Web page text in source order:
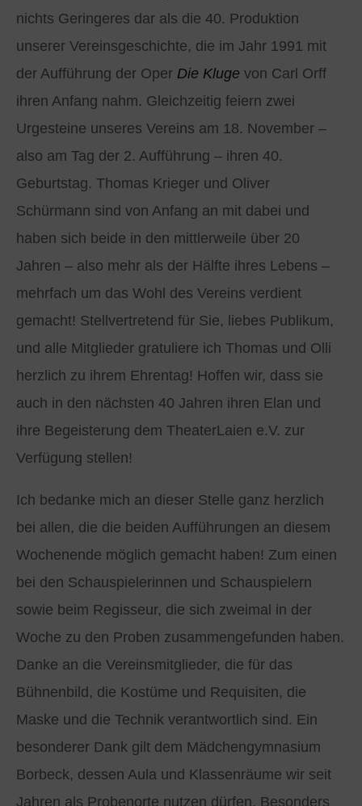
nichts Geringeres dar als die 40. Produktion
unserer Vereinsgeschichte, die im Jahr 1991 mit
der Aufführung der Oper Die Kluge von Carl Orff
ihren Anfang nahm. Gleichzeitig feiern zwei
Urgesteine unseres Vereins am 18. November –
also am Tag der 2. Aufführung – ihren 40.
Geburtstag. Thomas Krieger und Oliver
Schürmann sind von Anfang an mit dabei und
haben sich beide in den mittlerweile über 20
Jahren – also mehr als der Hälfte ihres Lebens –
mehrfach um das Wohl des Vereins verdient
gemacht! Stellvertretend für Sie, liebes Publikum,
und alle Mitglieder gratuliere ich Thomas und Olli
herzlich zu ihrem Ehrentag! Hoffen wir, dass sie
auch in den nächsten 40 Jahren ihren Elan und
ihre Begeisterung dem TheaterLaien e.V. zur
Verfügung stellen!
Ich bedanke mich an dieser Stelle ganz herzlich
bei allen, die die beiden Aufführungen an diesem
Wochenende möglich gemacht haben! Zum einen
bei den Schauspielerinnen und Schauspielern
sowie beim Regisseur, die sich zweimal in der
Woche zu den Proben zusammengefunden haben.
Danke an die Vereinsmitglieder, die für das
Bühnenbild, die Kostüme und Requisiten, die
Maske und die Technik verantwortlich sind. Ein
besonderer Dank gilt dem Mädchengymnasium
Borbeck, dessen Aula und Klassenräume wir seit
Jahren als Probenorte nutzen dürfen. Besonders